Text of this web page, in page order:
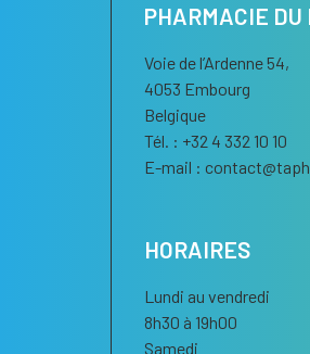
PHARMACIE DU
Voie de l’Ardenne 54,
4053 Embourg
Belgique
Tél. : +32 4 332 10 10
E-mail : contact@
HORAIRES
Lundi au vendredi
8h30 à 19h00
Samedi